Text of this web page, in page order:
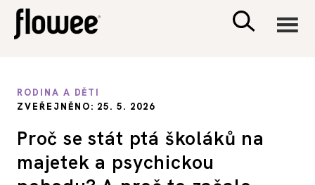
PSYCHOLOGIE
RODINA A DĚTI
ZVEŘEJNĚNO: 25. 5. 2026
Proč se stát ptá školáků na
majetek a psychickou